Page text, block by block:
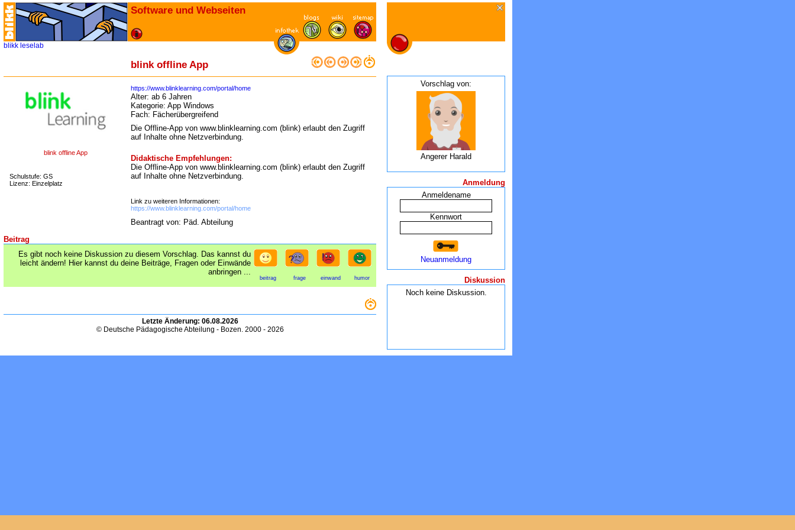
Software und Webseiten
blikk leselab
blink offline App
blink offline App
Schulstufe: GS
Lizenz: Einzelplatz
https://www.blinklearning.com/portal/home
Alter: ab 6 Jahren
Kategorie: App Windows
Fach: Fächerübergreifend
Die Offline-App von www.blinklearning.com (blink) erlaubt den Zugriff
auf Inhalte ohne Netzverbindung.
Didaktische Empfehlungen:
Die Offline-App von www.blinklearning.com (blink) erlaubt den Zugriff
auf Inhalte ohne Netzverbindung.
Link zu weiteren Informationen:
https://www.blinklearning.com/portal/home
Beantragt von: Päd. Abteilung
Beitrag
Es gibt noch keine Diskussion zu diesem Vorschlag. Das kannst du
leicht ändern! Hier kannst du deine Beiträge, Fragen oder Einwände
anbringen ...
beitrag frage einwand humor
Letzte Änderung: 06.08.2026
© Deutsche Pädagogische Abteilung - Bozen. 2000 - 2026
Vorschlag von:
Angerer Harald
Anmeldung
Anmeldename
Kennwort
Neuanmeldung
Diskussion
Noch keine Diskussion.